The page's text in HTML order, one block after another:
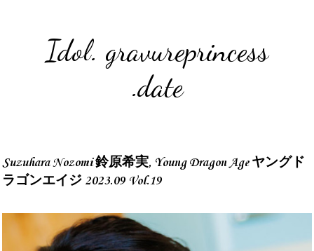
Idol. gravureprincess
.date
Suzuhara Nozomi 鈴原希実, Young Dragon Age ヤングド
ラゴンエイジ 2023.09 Vol.19